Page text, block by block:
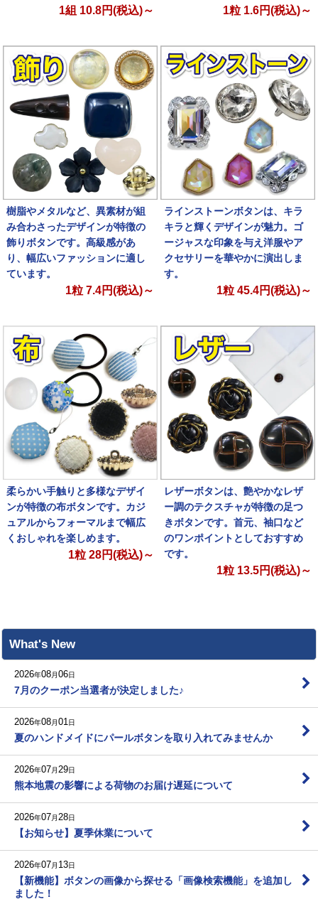
1組 10.8円(税込)～ 1粒 1.6円(税込)～
樹脂やメタルなど、異素材が組
み合わさったデザインが特徴の
飾りボタンです。高級感があ
り、幅広いファッションに適し
ています。
1粒7.4円(税込)～
ラインストーンボタンは、キラ
キラと輝くデザインが魅力。ゴ
ージャスな印象を与え洋服やア
クセサリーを華やかに演出しま
す。
1粒45.4円(税込)～
柔らかい手触りと多様なデザイ
ンが特徴の布ボタンです。カジ
ュアルからフォーマルまで幅広
くおしゃれを楽しめます。
1粒28円(税込)～
レザーボタンは、艶やかなレザ
ー調のテクスチャが特徴の足つ
きボタンです。首元、袖口など
のワンポイントとしておすすめ
です。
1粒 13.5円(税込)～
What's New
2026年08月06日
7月のクーポン当選者が決定しました♪
2026年08月01 日
夏のハンドメイドにパールボタンを取り入れてみませんか
2026年07月 29日
熊本地震の影響による荷物のお届け遅延について
2026年07月 28日
【お知らせ】夏季休業について
2026年07月 13日
【新機能】ボタンの画像から探せる「画像検索機能」を追加し
ました！